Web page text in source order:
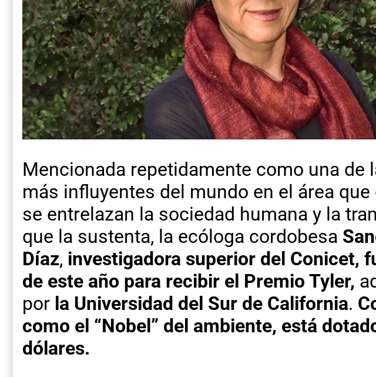
Mencionada repetidamente como una de
más influyentes del mundo en el área
se entrelazan la sociedad humana y la
que la sustenta, la ecóloga cordobesa
Díaz, investigadora superior del Conicet,
de este año para recibir el Premio Tyler,
por la Universidad del Sur de California.
como el “Nobel” del ambiente, está
dólares.